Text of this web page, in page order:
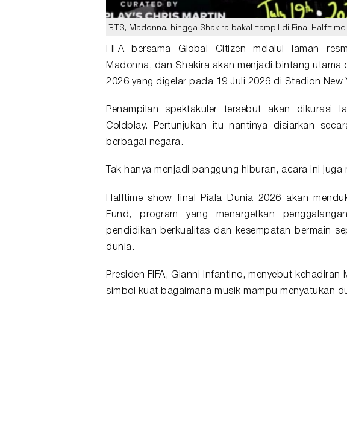
BTS, Madonna, hingga Shakira bakal tampil di Final
FIFA bersama Global Citizen melalui laman
Madonna, dan Shakira akan menjadi bintang utama
2026 yang digelar pada 19 Juli 2026 di Stadion New
Penampilan spektakuler tersebut akan dikurasi
Coldplay. Pertunjukan itu nantinya disiarkan
berbagai negara.
Tak hanya menjadi panggung hiburan, acara ini juga
Halftime show final Piala Dunia 2026 akan
Fund, program yang menargetkan
pendidikan berkualitas dan kesempatan bermain
dunia.
Presiden FIFA, Gianni Infantino, menyebut
simbol kuat bagaimana musik mampu menyatukan